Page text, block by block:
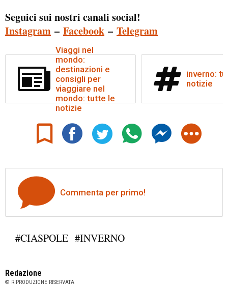
Seguici sui nostri canali social!
Instagram – Facebook – Telegram
Viaggi nel
mondo:
destinazioni e
consigli per
viaggiare nel
mondo: tutte le
notizie
inverno:
notizie
Commenta per primo!
#CIASPOLE #INVERNO
Redazione
© RIPRODUZIONE RISERVATA